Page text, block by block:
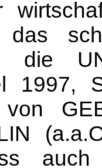
die
1997,
von